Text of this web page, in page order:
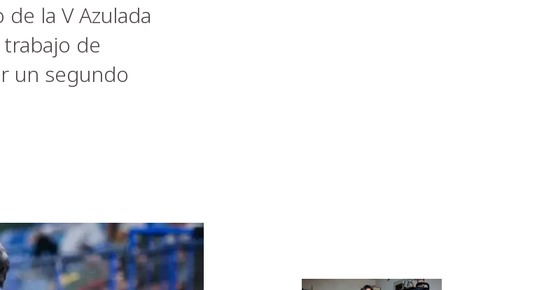
la V Azulada
de
un segundo